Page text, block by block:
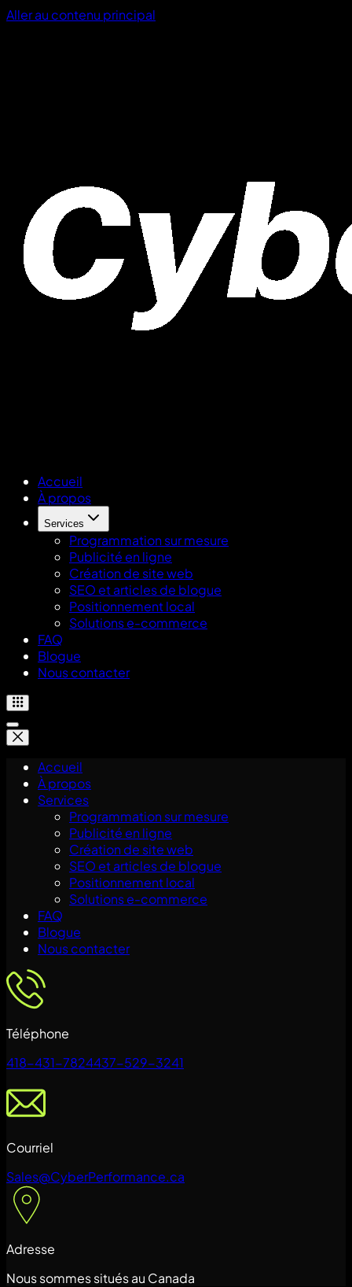
Aller au contenu principal
Accueil
À propos
Services
Programmation sur mesure
Publicité en ligne
Création de site web
SEO et articles de blogue
Positionnement local
Solutions e-commerce
FAQ
Blogue
Nous contacter
Accueil
À propos
Services
Programmation sur mesure
Publicité en ligne
Création de site web
SEO et articles de blogue
Positionnement local
Solutions e-commerce
FAQ
Blogue
Nous contacter
Téléphone
418-431-7824437-529-3241
Courriel
Sales@CyberPerformance.ca
Adresse
Nous sommes situés au Canada